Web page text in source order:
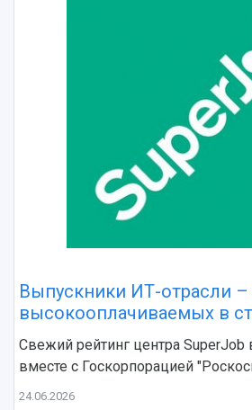
НАЗАД
Выпускники ИТ-отрасли
высокооплачиваемых в
Свежий рейтинг центра
вместе с Госкорпорацией
24.06.2026